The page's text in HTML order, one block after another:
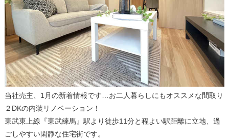
当社売主、1月の新着情報です…お二人暮らしにもオススメな間取り
２DKの内装リノベーション！
東武東上線『東武練馬』駅より徒歩11分と程よい駅距離に立地、過
ごしやすい閑静な住宅街です。